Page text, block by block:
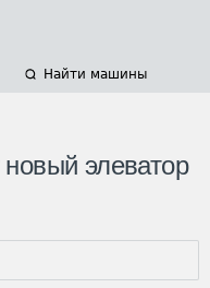
Найти машины
элеватор